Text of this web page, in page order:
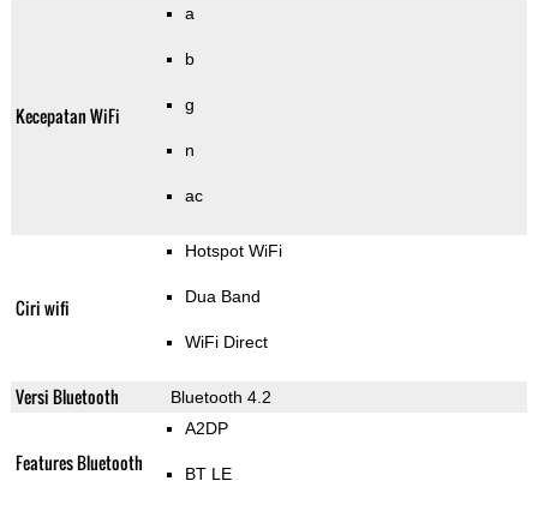
Kecepatan WiFi
a
b
g
n
ac
Ciri wifi
Hotspot WiFi
Dua Band
WiFi Direct
Versi Bluetooth Bluetooth 4.2
Features Bluetooth
A2DP
BT LE